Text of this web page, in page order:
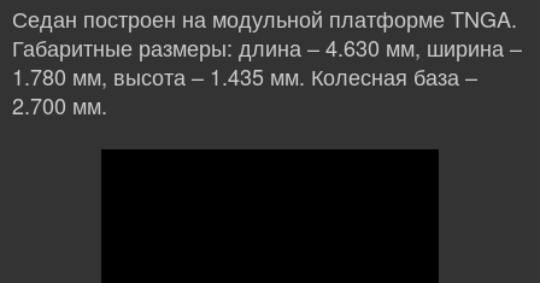
Седан построен на модульной платформе TNGA.
Габаритные размеры: длина – 4.630 мм, ширина –
1.780 мм, высота – 1.435 мм. Колесная база –
2.700 мм.